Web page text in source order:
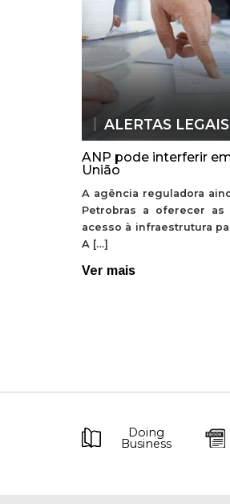
ALERTAS LEGAIS
ANP pode interferir
União
A agência reguladora
Petrobras a oferecer
acesso à infraestrutura
A […]
Ver mais
Doing
Business